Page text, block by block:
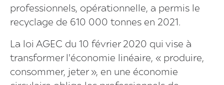
professionnels, opérationnelle, a permis le
recyclage de 610 000 tonnes en 2021.
La loi AGEC du 10 février 2020 qui vise à
transformer l'économie linéaire, « produire,
consommer, jeter », en une économie